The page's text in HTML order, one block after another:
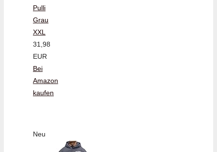
Pulli
Grau
XXL
31,98
EUR
Bei
Amazon
kaufen
Neu